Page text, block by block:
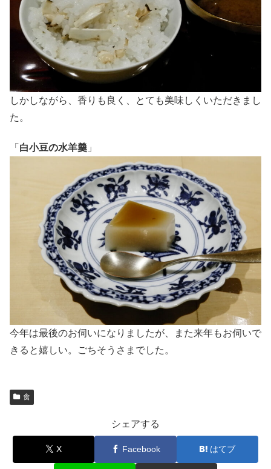
しかしながら、香りも良く、とても美味しくいただきまし
た。
「 白小豆の水羊羹 」
今年は最後のお伺いになりましたが、また来年もお伺いで
きると嬉しい。ごちそうさまでした。
食
シェアする
X Facebook はてブ